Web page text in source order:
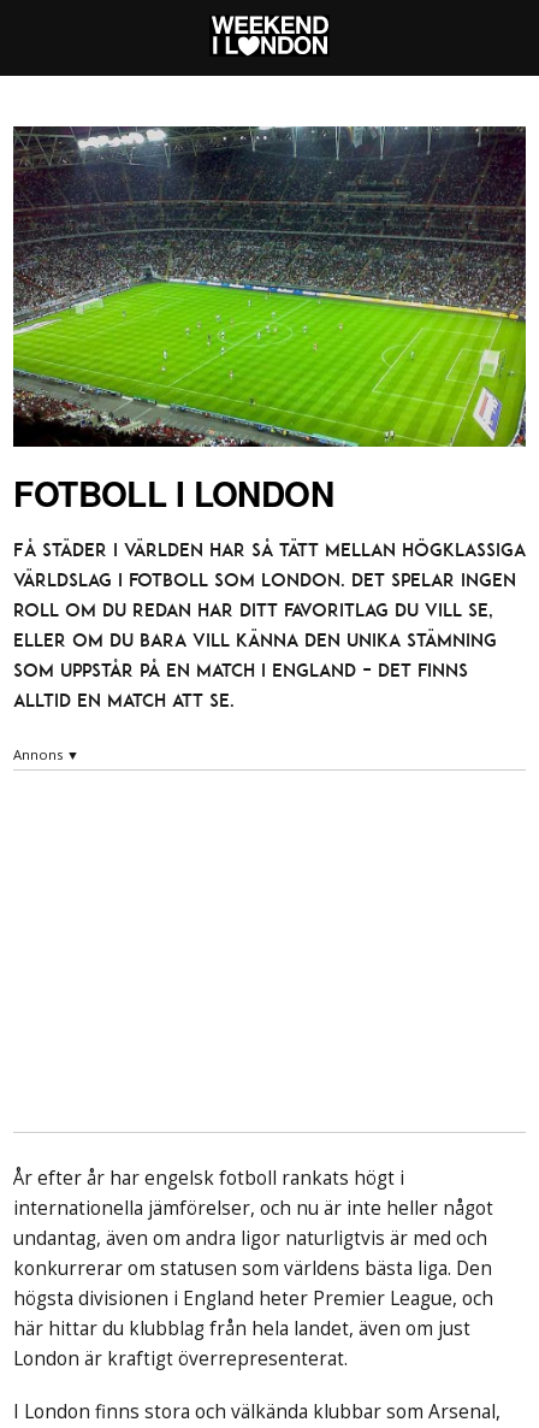
FOTBOLL I LONDON
Få städer i världen har så tätt mellan högklassiga
världslag i fotboll som London. Det spelar ingen
roll om du redan har ditt favoritlag du vill se,
eller om du bara vill känna den unika stämning
som uppstår på en match i England – det finns
alltid en match att se.
Annons ▼
År efter år har engelsk fotboll rankats högt i
internationella jämförelser, och nu är inte heller något
undantag, även om andra ligor naturligtvis är med och
konkurrerar om statusen som världens bästa liga. Den
högsta divisionen i England heter Premier League, och
här hittar du klubblag från hela landet, även om just
London är kraftigt överrepresenterat.
I London finns stora och välkända klubbar som Arsenal,